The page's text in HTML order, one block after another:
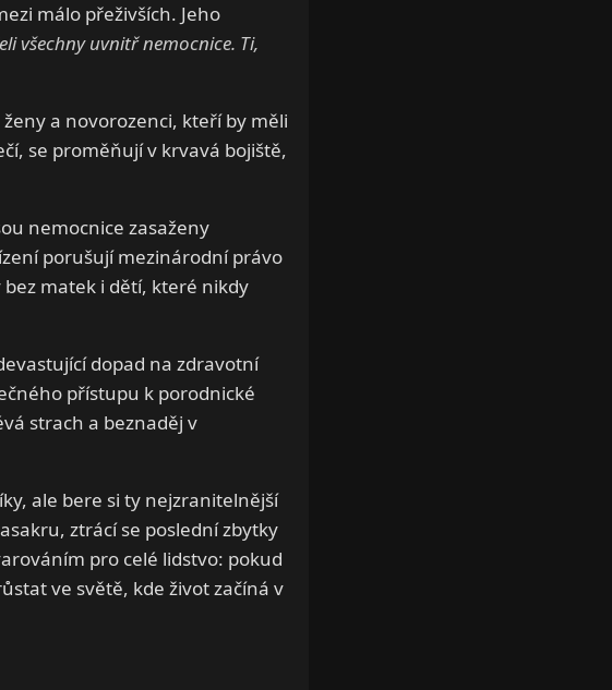
málo přeživších. Jeho
všechny uvnitř nemocnice. Ti,
a novorozenci, kteří by měli
se proměňují v krvavá bojiště,
nemocnice zasaženy
porušují mezinárodní právo
matek i dětí, které nikdy
dopad na zdravotní
přístupu k porodnické
strach a beznaděj v
ale bere si ty nejzranitelnější
ztrácí se poslední zbytky
pro celé lidstvo: pokud
ve světě, kde život začíná v